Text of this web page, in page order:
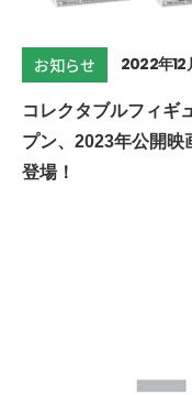
お知らせ 2022年12
コレクタブルフィギ
プン、2023年公開映
登場！